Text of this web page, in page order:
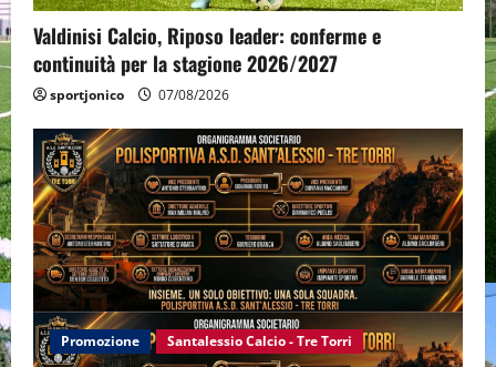
Valdinisi Calcio, Riposo leader: conferme e
continuità per la stagione 2026/2027
sportjonico 07/08/2026
Promozione Santalessio Calcio - Tre Torri